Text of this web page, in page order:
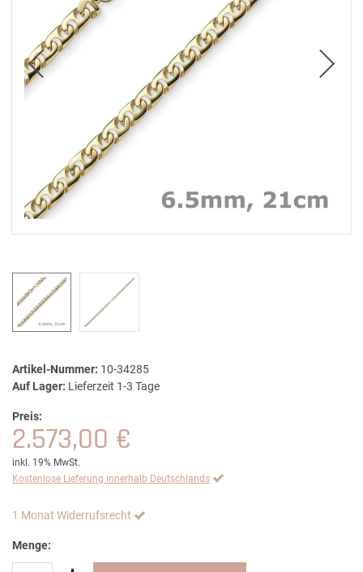
Artikel-Nummer: 10-34285
Auf Lager: Lieferzeit 1-3 Tage
Preis:
2.573,00 €
inkl. 19% MwSt.
Kostenlose Lieferung innerhalb Deutschlands
1 Monat Widerrufsrecht
Menge: